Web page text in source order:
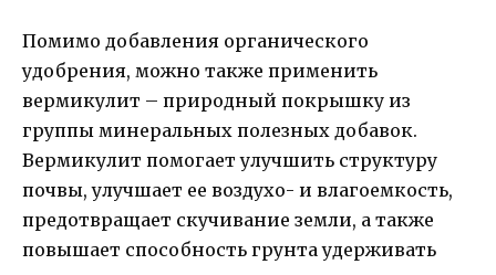
Помимо добавления органического
удобрения, можно также применить
вермикулит – природный покрышку из
группы минеральных полезных добавок.
Вермикулит помогает улучшить структуру
почвы, улучшает ее воздухо- и влагоемкость,
предотвращает скучивание земли, а также
повышает способность грунта удерживать